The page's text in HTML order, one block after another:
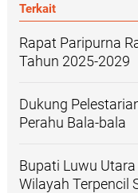
Terkait
Rapat Paripurna
Tahun 2025-2029
Dukung
Perahu Bala-bala
Bupati Luwu
Wilayah Terpencil